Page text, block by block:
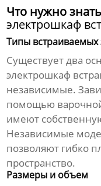
Что нужно
электрошкаф
Типы
Существует два
электрошкаф
независимые.
помощью
имеют
Независимые
позволяют гибко
пространство.
Размеры и объем